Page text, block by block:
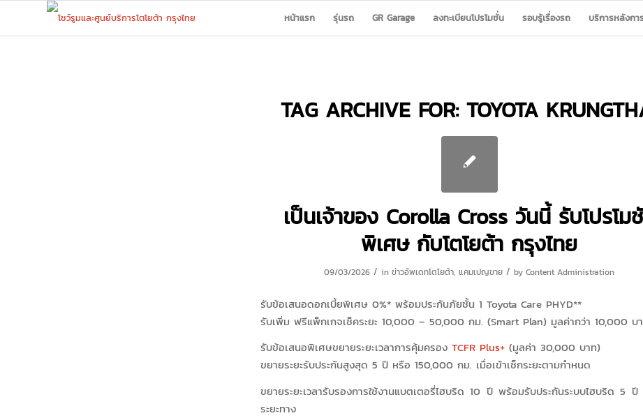
หน้าแรก รุ่นรถ GR Garage ลงทะเบียนโปรโมชั่น รอบรู้เรื่องรถ บริการหลังกา
TAG ARCHIVE FOR: TOYOTA
เป็นเจ้าของ Corolla Cross วันนี้ รับโปรโม
พิเศษ กับโตโยต้า กรุงไทย
09/03/2026 / in ข่าวอัพเดทโตโยต้า, แคมเปญขาย / by Content Administration
รับข้อเสนอดอกเบี้ยพิเศษ 0%* พร้อมประกันภัยชั้น 1 Toyota Care PHYD**
รับเพิ่ม ฟรีแพ็กเกจเช็คระยะ 10,000 – 50,000 กม. (Smart Plan) มูลค่ากว่า 10,000 บ
รับข้อเสนอพิเศษขยายระยะเวลาการคุ้มครอง TCFR Plus+ (มูลค่า 30,000 บาท)
ขยายระยะรับประกันสูงสุด 5 ปี หรือ 150,000 กม. เมื่อเข้าเช็กระยะตามกำหนด
ขยายระยะเวลารับรองการใช้งานแบตเตอรี่ไฮบริด 10 ปี พร้อมรับประกันระบบไฮบริด 5 ปี
ระยะทาง